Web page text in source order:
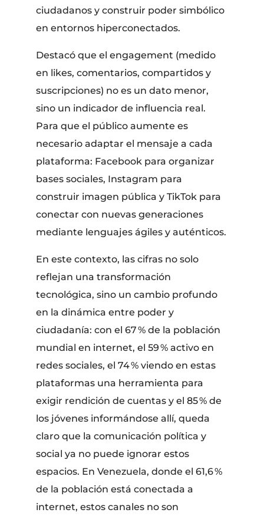
ciudadanos y construir poder simbólico
en entornos hiperconectados.
Destacó que el engagement (medido
en likes, comentarios, compartidos y
suscripciones) no es un dato menor,
sino un indicador de influencia real.
Para que el público aumente es
necesario adaptar el mensaje a cada
plataforma: Facebook para organizar
bases sociales, Instagram para
construir imagen pública y TikTok para
conectar con nuevas generaciones
mediante lenguajes ágiles y auténticos.
En este contexto, las cifras no solo
reflejan una transformación
tecnológica, sino un cambio profundo
en la dinámica entre poder y
ciudadanía: con el 67 % de la población
mundial en internet, el 59 % activo en
redes sociales, el 74 % viendo en estas
plataformas una herramienta para
exigir rendición de cuentas y el 85 % de
los jóvenes informándose allí, queda
claro que la comunicación política y
social ya no puede ignorar estos
espacios. En Venezuela, donde el 61,6 %
de la población está conectada a
internet, estos canales no son